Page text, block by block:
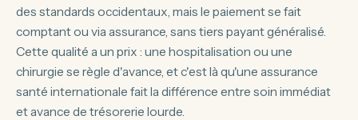
des standards occidentaux, mais le paiement se fait
comptant ou via assurance, sans tiers payant généralisé.
Cette qualité a un prix : une hospitalisation ou une
chirurgie se règle d'avance, et c'est là qu'une assurance
santé internationale fait la différence entre soin immédiat
et avance de trésorerie lourde.